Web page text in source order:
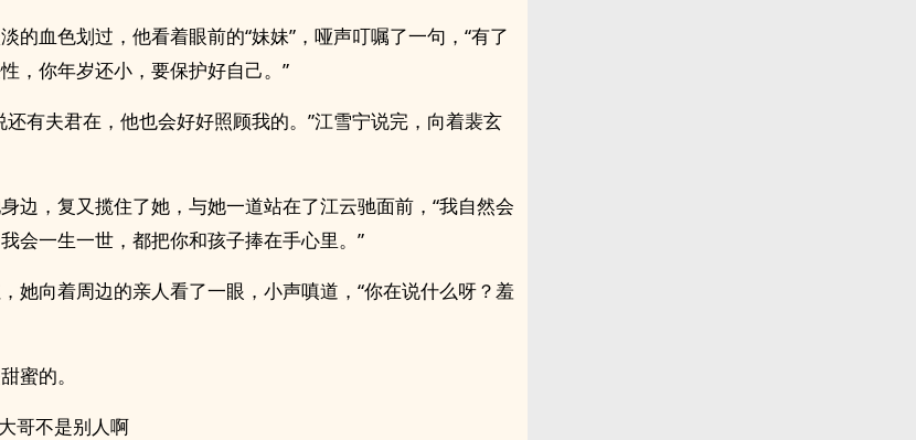
的血色划过，他看着眼前的“妹妹”，哑声叮嘱了一句，“有了
，你年岁还小，要保护好自己。”
还有夫君在，他也会好好照顾我的。”江雪宁说完，向着裴玄
边，复又揽住了她，与她一道站在了江云驰面前，“我自然会
会一生一世，都把你和孩子捧在手心里。”
她向着周边的亲人看了一眼，小声嗔道，“你在说什么呀？羞
蜜的。
哥不是别人啊